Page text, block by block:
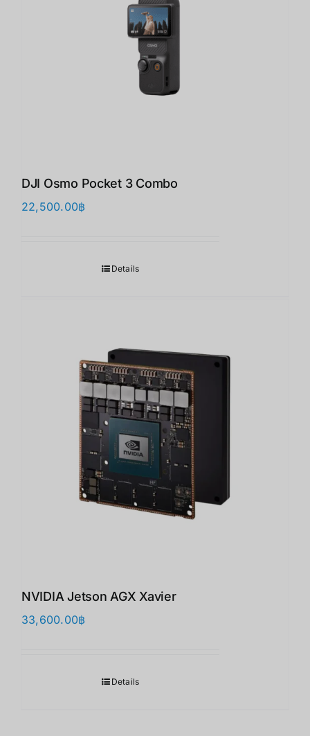
DJI Osmo Pocket 3 Combo
22,500.00฿
Details
NVIDIA Jetson AGX Xavier
33,600.00฿
Details